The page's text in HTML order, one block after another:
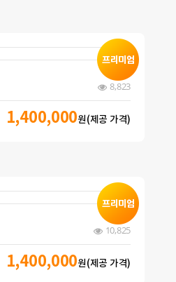
8,823
1,400,000원(제공 가격)
10,825
1,400,000원(제공 가격)